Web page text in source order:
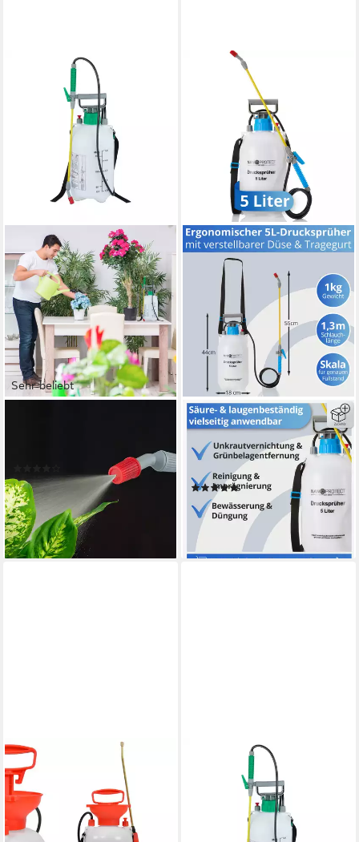
Sehr beliebt
16,99 € UVP 39,99 €
-58%
lieferbar - in 2-3 Werktagen bei dir
NANOPROTECT
Drucksprühgerät
Drucksprüher - 5 Liter -
Gartenspritze
(7)
16,95 € UVP18,95 €
-11%
lieferbar - in 2-3 Werktagen bei dir